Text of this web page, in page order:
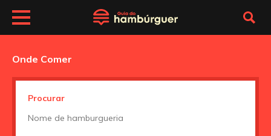
Onde Comer
Procurar